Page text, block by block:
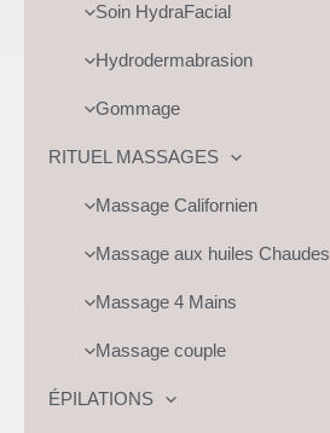
Soin HydraFacial
Hydrodermabrasion
Gommage
RITUEL MASSAGES
Massage Californien
Massage aux huiles Chaudes
Massage 4 Mains
Massage couple
ÉPILATIONS